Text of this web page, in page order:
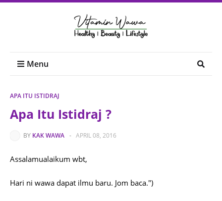
Menu
APA ITU ISTIDRAJ
Apa Itu Istidraj ?
BY KAK WAWA - APRIL 08, 2016
Assalamualaikum wbt,
Hari ni wawa dapat ilmu baru. Jom baca.")